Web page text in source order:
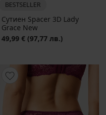
цена
BESTSELLER
Сутиен Spacer 3D Lady
Grace New
49,99 € (97,77 лв.)